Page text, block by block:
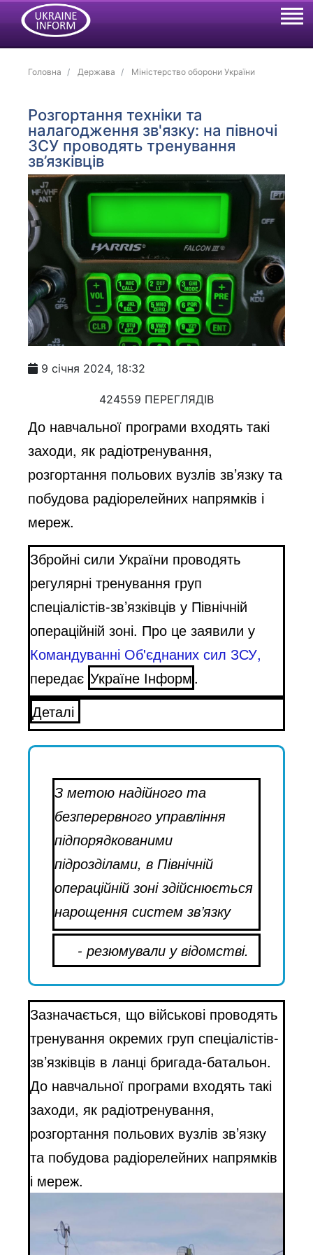
Головна Держава Міністерство оборони України
Розгортання техніки та
налагодження зв'язку: на півночі
ЗСУ проводять тренування
зв’язківців
9 січня 2024, 18:32
424559 ПЕРЕГЛЯДІВ
До навчальної програми входять такі
заходи, як радіотренування,
розгортання польових вузлів зв’язку та
побудова радіорелейних напрямків і
мереж.
Збройні сили України проводять
регулярні тренування груп
спеціалістів-зв’язківців у Північній
операційній зоні. Про це заявили у
Командуванні Об'єднаних сил ЗСУ,
передає Україне Інформ.
Деталі
З метою надійного та
безперервного управління
підпорядкованими
підрозділами, в Північній
операційній зоні здійснюється
нарощення систем зв’язку
- резюмували у відомстві.
Зазначається, що військові проводять
тренування окремих груп спеціалістів-
зв’язківців в ланці бригада-батальон.
До навчальної програми входять такі
заходи, як радіотренування,
розгортання польових вузлів зв’язку
та побудова радіорелейних напрямків
і мереж.